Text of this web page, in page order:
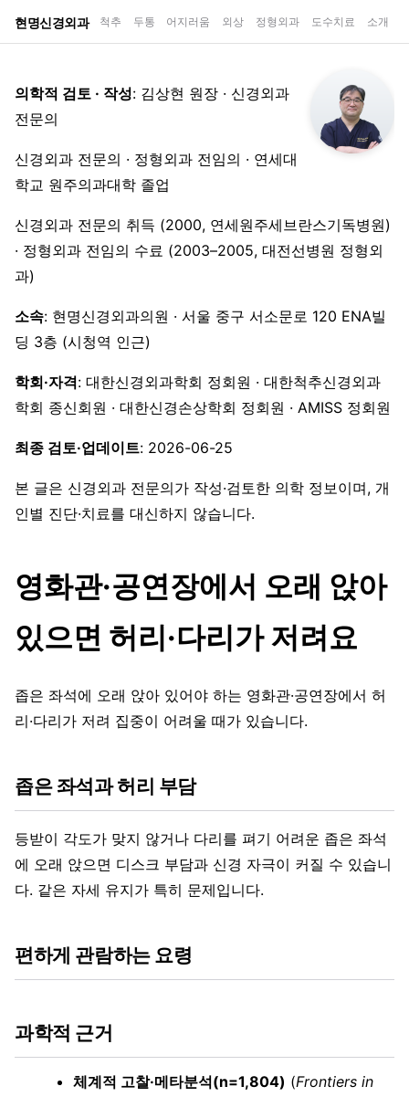
현명신경외과 척추 두통 어지러움 외상 정형외과 도수치료 소개
의학적 검토 · 작성: 김상현 원장 · 신경외과
전문의
신경외과 전문의 · 정형외과 전임의 · 연세대
학교 원주의과대학 졸업
신경외과 전문의 취득 (2000, 연세원주세브란스기독병원)
· 정형외과 전임의 수료 (2003–2005, 대전선병원 정형외
과)
소속: 현명신경외과의원 · 서울 중구 서소문로 120 ENA빌
딩 3층 (시청역 인근)
학회·자격: 대한신경외과학회 정회원 · 대한척추신경외과
학회 종신회원 · 대한신경손상학회 정회원 · AMISS 정회원
최종 검토·업데이트: 2026-06-25
본 글은 신경외과 전문의가 작성·검토한 의학 정보이며, 개
인별 진단·치료를 대신하지 않습니다.
영화관·공연장에서 오래 앉아
있으면 허리·다리가 저려요
좁은 좌석에 오래 앉아 있어야 하는 영화관·공연장에서 허
리·다리가 저려 집중이 어려울 때가 있습니다.
좁은 좌석과 허리 부담
등받이 각도가 맞지 않거나 다리를 펴기 어려운 좁은 좌석
에 오래 앉으면 디스크 부담과 신경 자극이 커질 수 있습니
다. 같은 자세 유지가 특히 문제입니다.
편하게 관람하는 요령
과학적 근거
체계적 고찰·메타분석(n=1,804) (Frontiers in